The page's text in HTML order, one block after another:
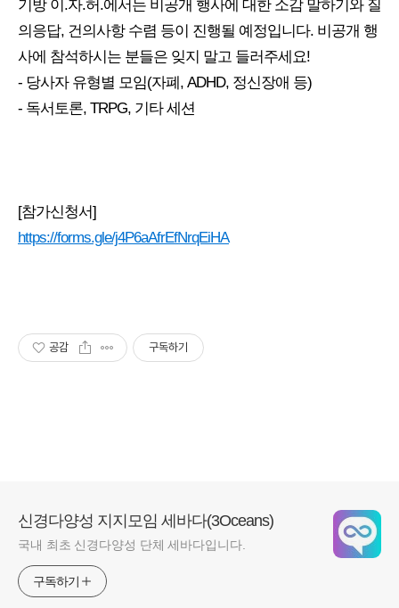
기방 이.자.허.에서는 비공개 행사에 대한 소감 말하기와 질
의응답, 건의사항 수렴 등이 진행될 예정입니다. 비공개 행
사에 참석하시는 분들은 잊지 말고 들러주세요!
- 당사자 유형별 모임(자폐, ADHD, 정신장애 등)
- 독서토론, TRPG, 기타 세션
[참가신청서]
https://forms.gle/j4P6aAfrEfNrqEiHA
공감 구독하기
신경다양성 지지모임 세바다(3Oceans)
국내 최초 신경다양성 단체 세바다입니다.
구독하기